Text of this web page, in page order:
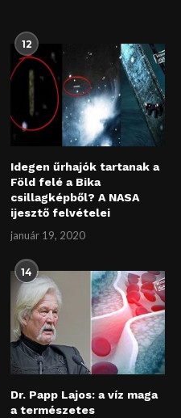
12
Idegen űrhajók tartanak a
Föld felé a Bika
csillagképből? A NASA
ijesztő felvételei
január 19, 2020
14
Dr. Papp Lajos: a víz maga
a természetes